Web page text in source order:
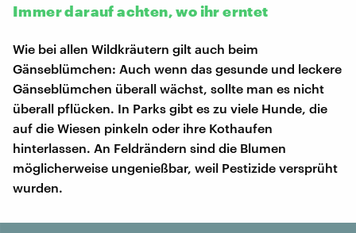
Immer darauf achten, wo ihr erntet
Wie bei allen Wildkräutern gilt auch beim
Gänseblümchen: Auch wenn das gesunde und leckere
Gänseblümchen überall wächst, sollte man es nicht
überall pflücken. In Parks gibt es zu viele Hunde, die
auf die Wiesen pinkeln oder ihre Kothaufen
hinterlassen. An Feldrändern sind die Blumen
möglicherweise ungenießbar, weil Pestizide versprüht
wurden.